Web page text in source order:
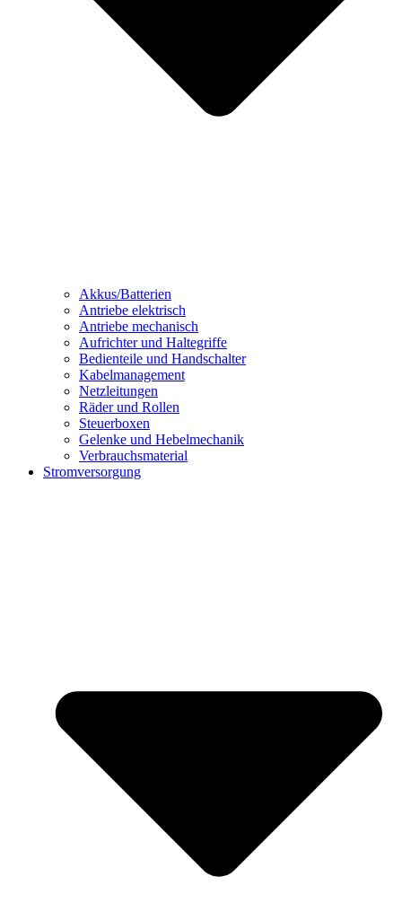
Akkus/Batterien
Antriebe elektrisch
Antriebe mechanisch
Aufrichter und Haltegriffe
Bedienteile und Handschalter
Kabelmanagement
Netzleitungen
Räder und Rollen
Steuerboxen
Gelenke und Hebelmechanik
Verbrauchsmaterial
Stromversorgung